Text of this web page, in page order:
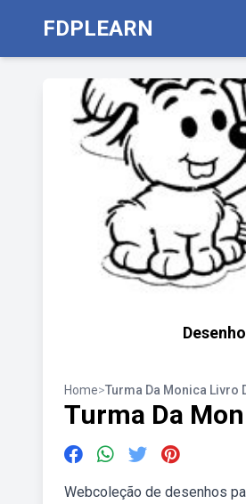
FDPLEARN
Home>Turma Da Monica Livro
Turma Da
Webcoleção de desenhos